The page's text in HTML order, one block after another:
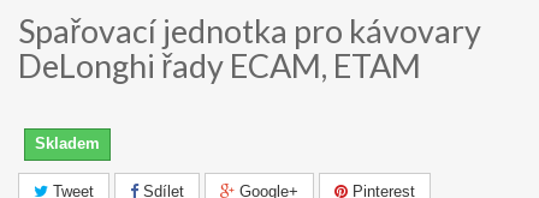
Spařovací jednotka pro kávovary
DeLonghi řady ECAM, ETAM
Skladem
Tweet Sdílet Google+ Pinterest